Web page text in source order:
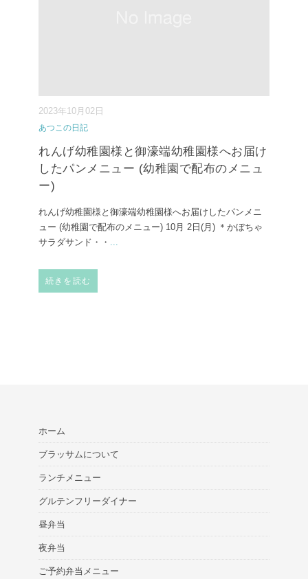
2023年10月02日
あつこの日記
れんげ幼稚園様と御濠端幼稚園様へお届け
したパンメニュー (幼稚園で配布のメニュ
ー)
れんげ幼稚園様と御濠端幼稚園様へお届けしたパンメニ
ュー (幼稚園で配布のメニュー) ⁡10月 2日(月) ⁡＊かぼちゃ
サラダサンド・・ ...
続きを読む
ホーム
ブラッサムについて
ランチメニュー
グルテンフリーダイナー
昼弁当
夜弁当
ご予約弁当メニュー